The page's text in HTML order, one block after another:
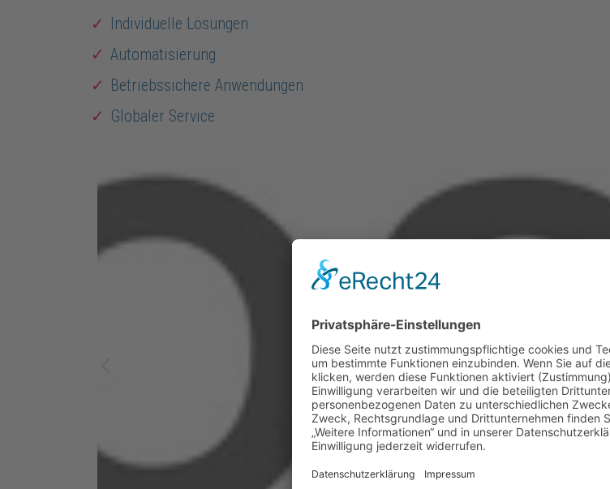
Individuelle Lösungen
Automatisierung
Betriebssichere Anwendungen
Globaler Service